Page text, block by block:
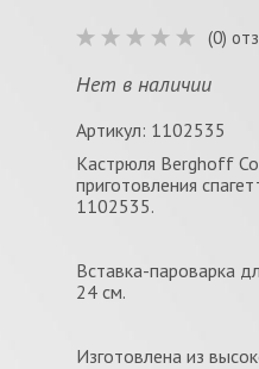
(0)
Нет в наличии
Артикул: 1102535
Кастрюля Berghoff
приготовления
1102535.
Вставка-пароварка
24 см.
Изготовлена из